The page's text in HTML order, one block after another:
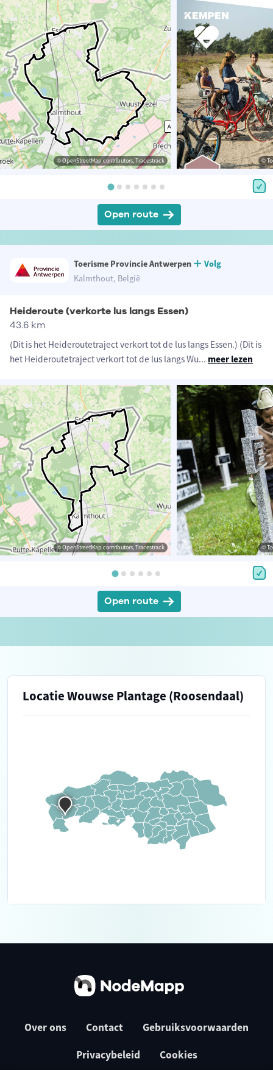
© OpenStreetMap contributors, Tracestrack ©
Open route
Toerisme Provincie Antwerpen
Volg
Kalmthout, België
Heideroute (verkorte lus langs Essen)
43.6 km
(Dit is het Heideroutetraject verkort tot de lus langs Essen.) (Dit is
het Heideroutetraject verkort tot de lus langs Wu... meer lezen
© OpenStreetMap contributors, Tracestrack ©
Open route
Locatie Wouwse Plantage (Roosendaal)
Over ons Contact Gebruiksvoorwaarden
Privacybeleid Cookies